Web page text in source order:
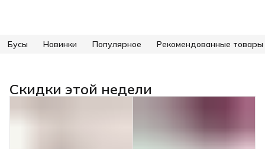
Бусы Новинки Популярное Рекомендованные товары
Скидки этой недели